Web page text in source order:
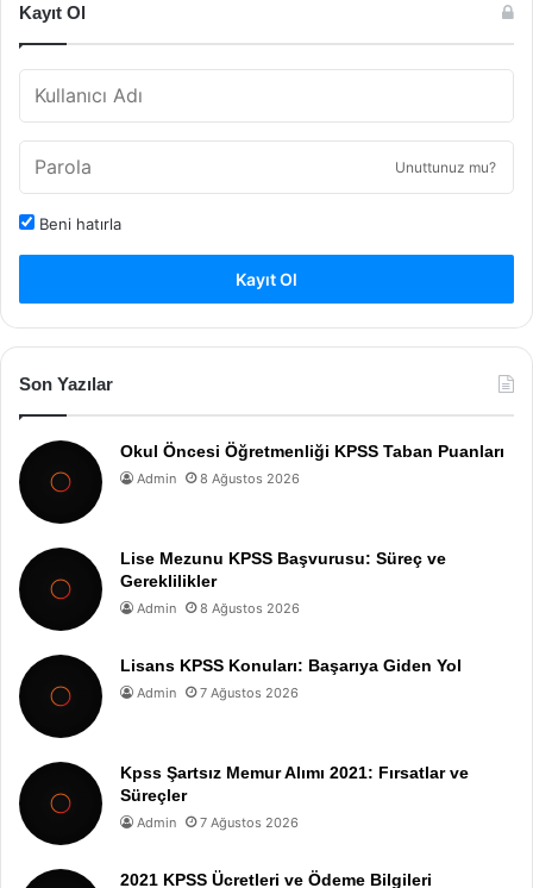
Kayıt Ol
Unuttunuz mu?
Beni hatırla
Kayıt Ol
Son Yazılar
Okul Öncesi Öğretmenliği KPSS Taban Puanları
Admin 8 Ağustos 2026
Lise Mezunu KPSS Başvurusu: Süreç ve
Gereklilikler
Admin 8 Ağustos 2026
Lisans KPSS Konuları: Başarıya Giden Yol
Admin 7 Ağustos 2026
Kpss Şartsız Memur Alımı 2021: Fırsatlar ve
Süreçler
Admin 7 Ağustos 2026
2021 KPSS Ücretleri ve Ödeme Bilgileri